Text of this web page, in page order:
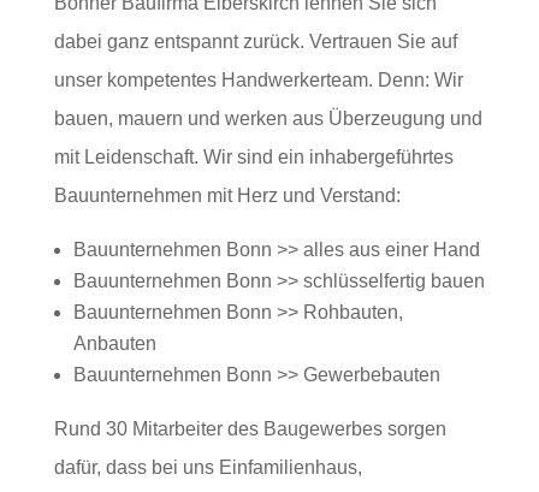
dabei ganz entspannt zurück. Vertrauen Sie auf
unser kompetentes Handwerkerteam. Denn: Wir
bauen, mauern und werken aus Überzeugung und
mit Leidenschaft. Wir sind ein inhabergeführtes
Bauunternehmen mit Herz und Verstand:
Bauunternehmen Bonn >> alles aus einer Hand
Bauunternehmen Bonn >> schlüsselfertig bauen
Bauunternehmen Bonn >> Rohbauten,
Anbauten
Bauunternehmen Bonn >> Gewerbebauten
Rund 30 Mitarbeiter des Baugewerbes sorgen
dafür, dass bei uns Einfamilienhaus,